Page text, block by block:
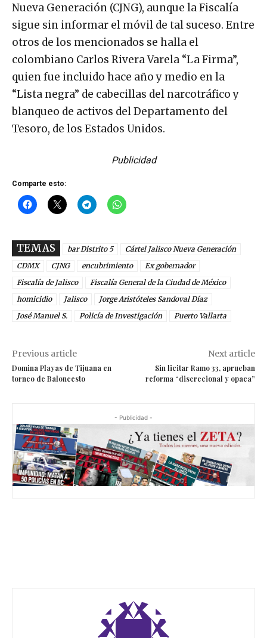
Nueva Generación (CJNG), aunque la Fiscalía
sigue sin informar el móvil de tal suceso. Entre
otros de los mencionados se halla el
colombiano Carlos Rivera Varela “La Firma”,
quien fue incluido hace año y medio en la
“Lista negra” de cabecillas del narcotráfico y
blanqueo de activos del Departamento del
Tesoro, de los Estados Unidos.
Publicidad
Comparte esto:
TEMAS bar Distrito 5
Cártel Jalisco Nueva Generación
CDMX
CJNG encubrimiento
Ex gobernador
Fiscalía de Jalisco
Fiscalía General de la Ciudad de México
homicidio
Jalisco
Jorge Aristóteles Sandoval Díaz
José Manuel S.
Policía de Investigación Puerto Vallarta
Previous article
Domina Playas de Tijuana en
torneo de Baloncesto
Next article
Sin licitar Ramo 33, aprueban
reforma “discrecional y opaca”
- Publicidad -